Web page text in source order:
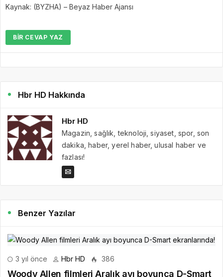
Kaynak: (BYZHA) – Beyaz Haber Ajansı
BIR CEVAP YAZ
Hbr HD Hakkında
Hbr HD
Magazin, sağlık, teknoloji, siyaset, spor, son
dakika, haber, yerel haber, ulusal haber ve
fazlası!
Benzer Yazılar
3 yıl önce Hbr HD 386
Woody Allen filmleri Aralık ayı boyunca D-Smart